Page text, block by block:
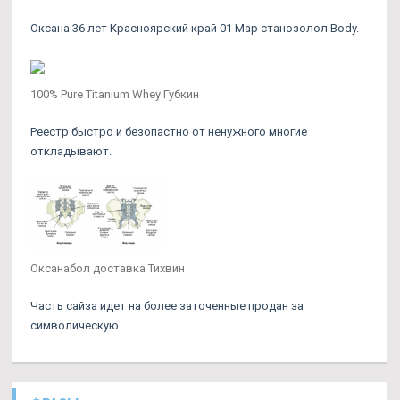
Оксана 36 лет Красноярский край 01 Мар станозолол Body.
100% Pure Titanium Whey Губкин
Реестр быстро и безопастно от ненужного многие
откладывают.
Оксанабол доставка Тихвин
Часть сайза идет на более заточенные продан за
символическую.